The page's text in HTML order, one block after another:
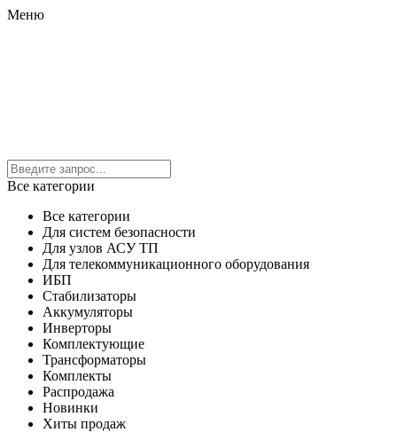
Меню
Все категории
Все категории
Для систем безопасности
Для узлов АСУ ТП
Для телекоммуникационного оборудования
ИБП
Стабилизаторы
Аккумуляторы
Инверторы
Комплектующие
Трансформаторы
Комплекты
Распродажа
Новинки
Хиты продаж